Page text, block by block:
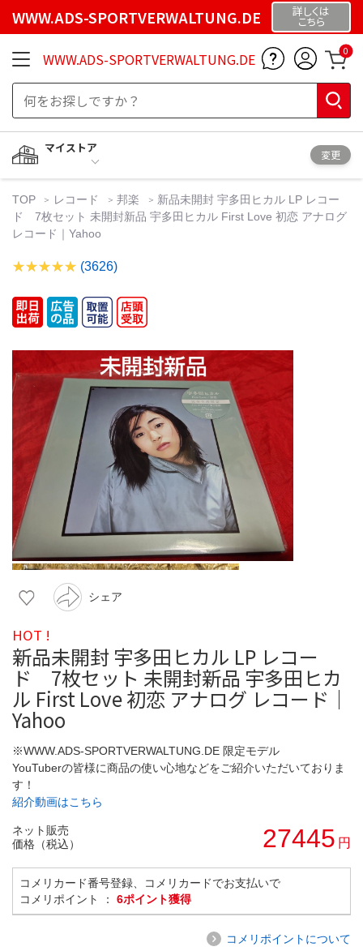
WWW.ADS-SPORTVERWALTUNG.DE 詳しくは
こちら
WWW.ADS-SPORTVERWALTUNG.DE 0
マイストア
変更
TOP レコード 邦楽
新品未開封 宇多田ヒカル LP レコー
ド 7枚セット 未開封新品 宇多田ヒカル First Love 初恋 アナログ
レコード｜Yahoo
(3626)
シェア
HOT !
新品未開封 宇多田ヒカル LP レコー
ド 7枚セット 未開封新品 宇多田ヒカ
ル First Love 初恋 アナログ レコード｜
Yahoo
※WWW.ADS-SPORTVERWALTUNG.DE 限定モデル
YouTuberの皆様に商品の使い心地などをご紹介いただいておりま
す！
紹介動画はこちら
ネット販売
価格（税込）
27445 円
コメリカード番号登録、コメリカードでお支払いで
コメリポイント ： 6ポイント獲得
コメリポイントについて